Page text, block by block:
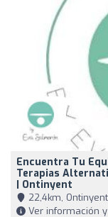
Encuentra Tu
Terapias
| Ontinyent
22,4km, Ontinyent
Ver información